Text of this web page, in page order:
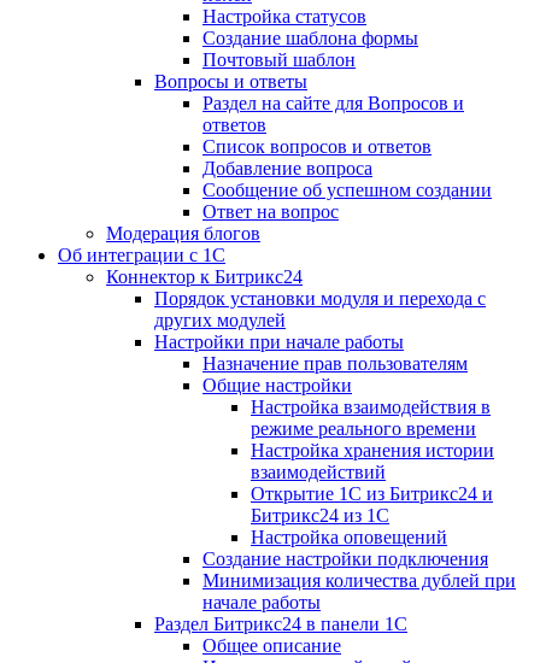
Настройка статусов
Создание шаблона формы
Почтовый шаблон
Вопросы и ответы
Раздел на сайте для Вопросов и
ответов
Список вопросов и ответов
Добавление вопроса
Сообщение об успешном создании
Ответ на вопрос
Модерация блогов
Об интеграции с 1С
Коннектор к Битрикс24
Порядок установки модуля и перехода с
других модулей
Настройки при начале работы
Назначение прав пользователям
Общие настройки
Настройка взаимодействия в
режиме реального времени
Настройка хранения истории
взаимодействий
Открытие 1С из Битрикс24 и
Битрикс24 из 1С
Настройка оповещений
Создание настройки подключения
Минимизация количества дублей при
начале работы
Раздел Битрикс24 в панели 1С
Общее описание